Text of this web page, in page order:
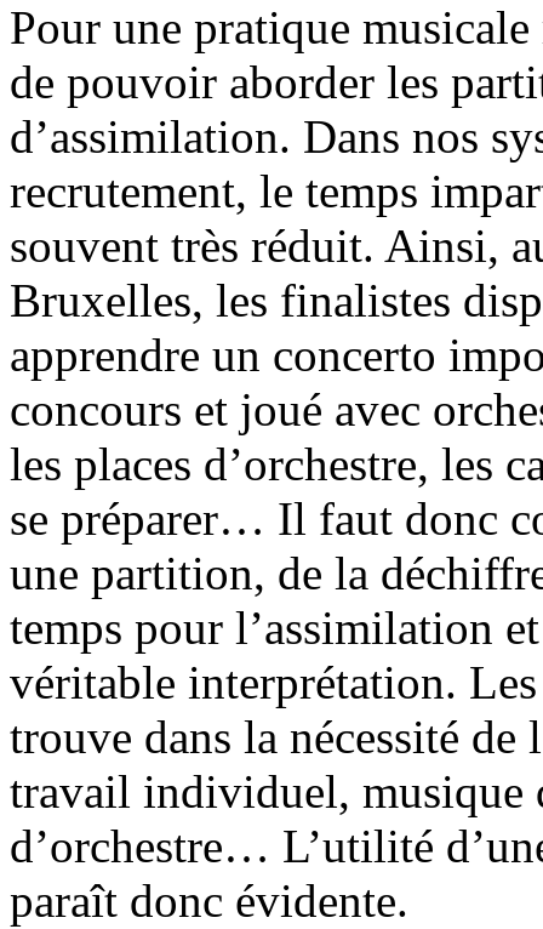
Pour une pratique
de pouvoir aborder les
d’assimilation. Dans nos
recrutement, le temps
souvent très réduit. Ainsi,
Bruxelles, les finalistes
apprendre un concerto
concours et joué avec
les places d’orchestre, les
se préparer… Il faut donc
une partition, de la
temps pour l’assimilation
véritable interprétation.
trouve dans la nécessité
travail individuel, musique
d’orchestre… L’utilité
paraît donc évidente.